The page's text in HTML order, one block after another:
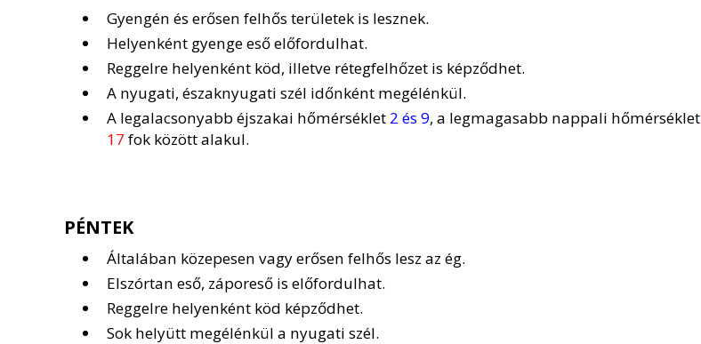
Gyengén és erősen felhős területek is lesznek.
Helyenként gyenge eső előfordulhat.
Reggelre helyenként köd, illetve rétegfelhőzet is képződhet.
A nyugati, északnyugati szél időnként megélénkül.
A legalacsonyabb éjszakai hőmérséklet 2 és 9, a legmagasabb nappali hőmérséklet
17 fok között alakul.
PÉNTEK
Általában közepesen vagy erősen felhős lesz az ég.
Elszórtan eső, záporeső is előfordulhat.
Reggelre helyenként köd képződhet.
Sok helyütt megélénkül a nyugati szél.